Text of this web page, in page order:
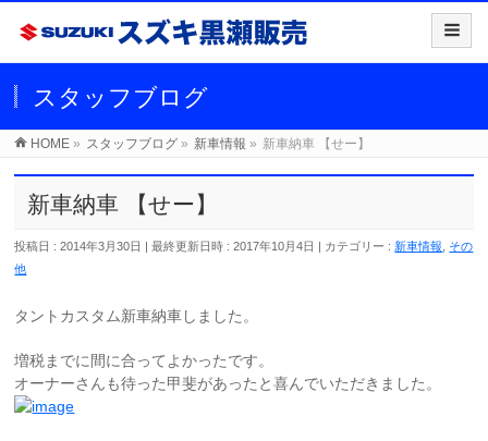
スタッフブログ
HOME » スタッフブログ » 新車情報 » 新車納車 【せー】
新車納車 【せー】
投稿日 : 2014年3月30日 最終更新日時 : 2017年10月4日 カテゴリー : 新車情報
その
他
タントカスタム新車納車しました。
増税までに間に合ってよかったです。
オーナーさんも待った甲斐があったと喜んでいただきました。